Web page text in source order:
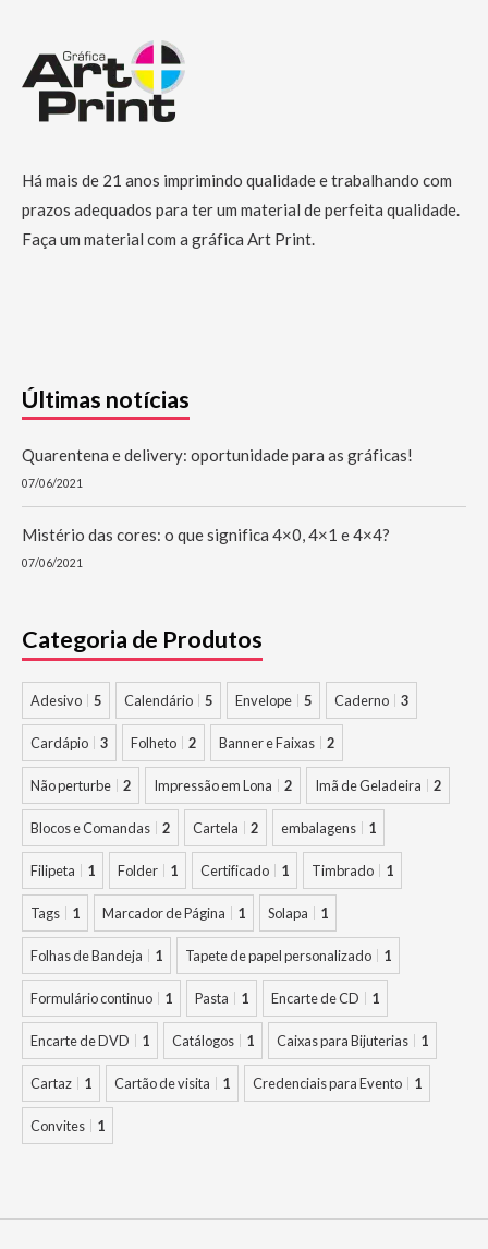
Há mais de 21 anos imprimindo qualidade e trabalhando com
prazos adequados para ter um material de perfeita qualidade.
Faça um material com a gráfica Art Print.
Últimas notícias
Quarentena e delivery: oportunidade para as gráficas!
07/06/2021
Mistério das cores: o que significa 4×0, 4×1 e 4×4?
07/06/2021
Categoria de Produtos
Adesivo 5 Calendário 5 Envelope 5 Caderno 3
Cardápio 3 Folheto 2 Banner e Faixas 2
Não perturbe 2 Impressão em Lona 2 Imã de Geladeira 2
Blocos e Comandas 2 Cartela 2 embalagens 1
Filipeta 1 Folder 1 Certificado 1 Timbrado 1
Tags 1 Marcador de Página 1 Solapa 1
Folhas de Bandeja 1 Tapete de papel personalizado 1
Formulário continuo 1 Pasta 1 Encarte de CD 1
Encarte de DVD 1 Catálogos 1 Caixas para Bijuterias 1
Cartaz 1 Cartão de visita 1 Credenciais para Evento 1
Convites 1